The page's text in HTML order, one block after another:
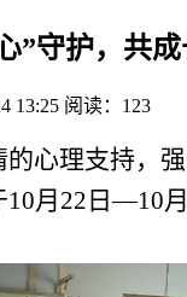
”守护，共
13:25 阅读： 123
心理支持，
月22日—10